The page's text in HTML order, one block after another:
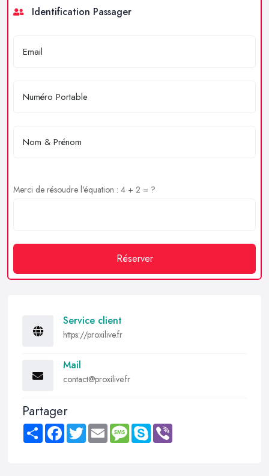
Identification Passager
Merci de résoudre l'équation : 4 + 2 = ?
Réserver
Service client
https://proxilive.fr
Mail
contact@proxilive.fr
Partager
Share FacebookTwitter Email MessageSkype